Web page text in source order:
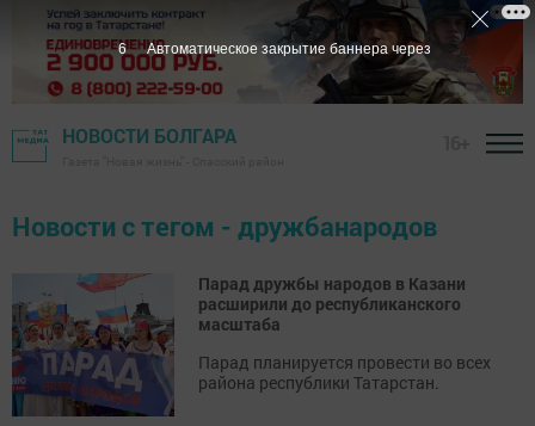
НОВОСТИ БОЛГАРА
Новости с тегом - дружбанародов
Парад дружбы народов в Казани
расширили до республиканского
масштаба
Парад планируется провести во всех
района республики Татарстан.
6 Автоматическое закрытие баннера через